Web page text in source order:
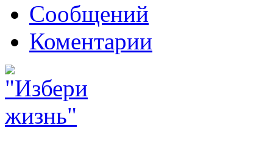
Сообщений
Коментарии